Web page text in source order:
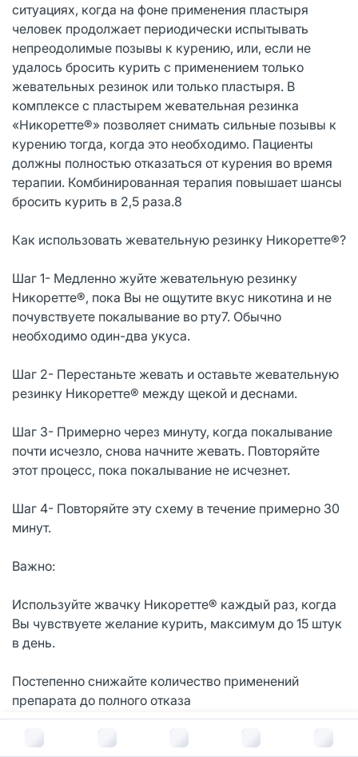
В корзину за
ситуациях, когда на фоне применения пластыря
человек продолжает периодически испытывать
непреодолимые позывы к курению, или, если не
удалось бросить курить с применением только
жевательных резинок или только пластыря. В
комплексе с пластырем жевательная резинка
«Никоретте®» позволяет снимать сильные позывы к
курению тогда, когда это необходимо. Пациенты
должны полностью отказаться от курения во время
терапии. Комбинированная терапия повышает шансы
бросить курить в 2,5 раза.8
Как использовать жевательную резинку Никоретте®?
Шаг 1- Медленно жуйте жевательную резинку
Никоретте®, пока Вы не ощутите вкус никотина и не
почувствуете покалывание во рту7. Обычно
необходимо один-два укуса.
Шаг 2- Перестаньте жевать и оставьте жевательную
резинку Никоретте® между щекой и деснами.
Шаг 3- Примерно через минуту, когда покалывание
почти исчезло, снова начните жевать. Повторяйте
этот процесс, пока покалывание не исчезнет.
Шаг 4- Повторяйте эту схему в течение примерно 30
минут.
Важно:
Используйте жвачку Никоретте® каждый раз, когда
Вы чувствуете желание курить, максимум до 15 штук
в день.
Постепенно снижайте количество применений
препарата до полного отказа